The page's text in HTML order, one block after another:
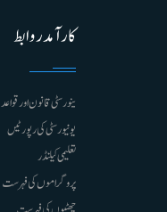
کارآمد روابط
ینورسٹی قانون اور قواعد
یونیورسٹی کی رپورٹیں
تعلیمی کیلنڈر
پروگراموں کی فہرست